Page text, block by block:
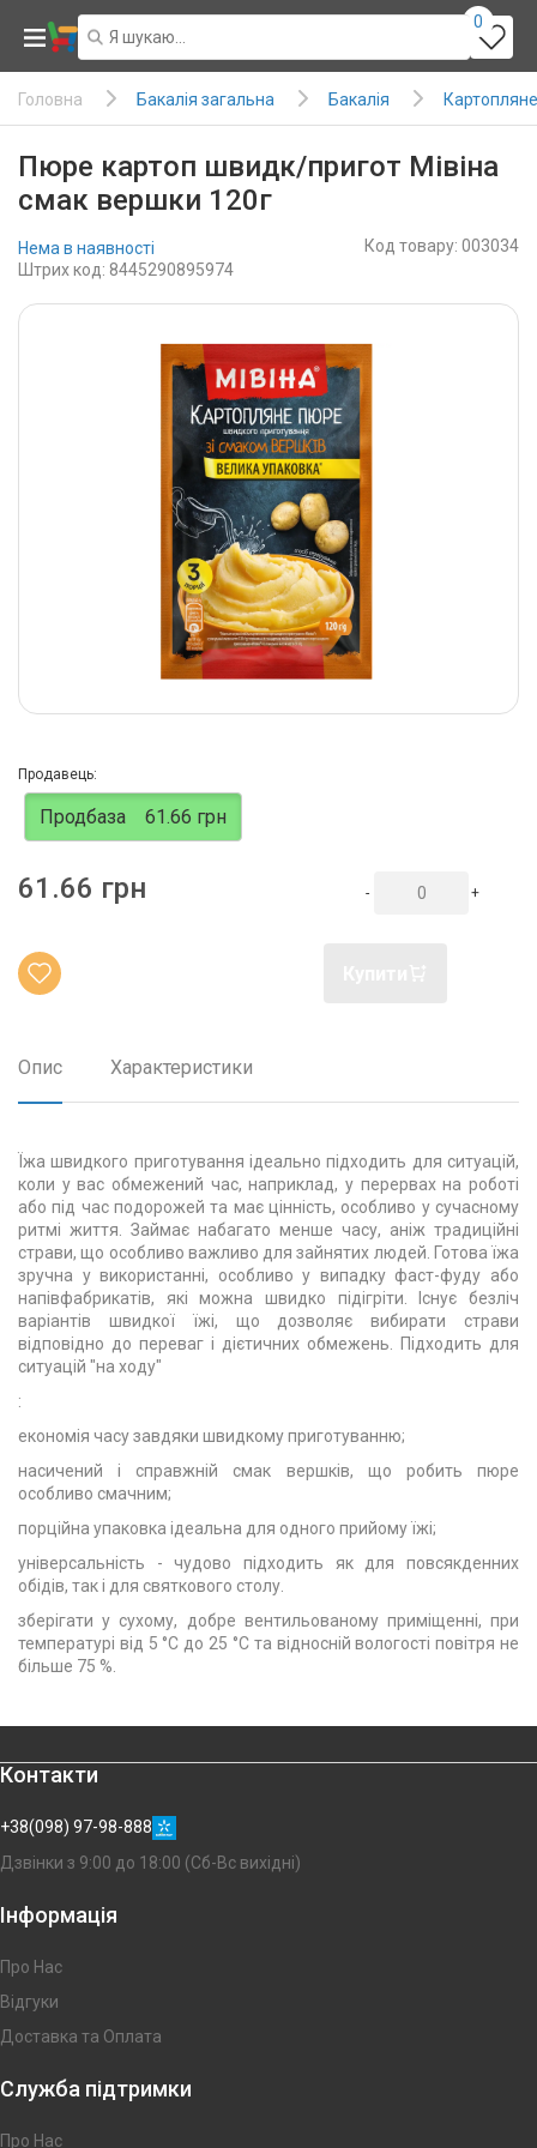
0
Головна Бакалія загальна Бакалія
Пюре картоп швидк/пригот Мівіна
смак вершки 120г
Нема в наявності
Код товару: 003034
Штрих код: 8445290895974
Продавець:
Продбаза 61.66 грн
61.66 грн - +
Опис Характеристики
Їжа швидкого приготування ідеально підходить для ситуацій,
коли у вас обмежений час, наприклад, у перервах на роботі
або під час подорожей та має цінність, особливо у сучасному
ритмі життя. Займає набагато менше часу, аніж традиційні
страви, що особливо важливо для зайнятих людей. Готова їжа
зручна у використанні, особливо у випадку фаст-фуду або
напівфабрикатів, які можна швидко підігріти. Існує безліч
варіантів швидкої їжі, що дозволяє вибирати страви
відповідно до переваг і дієтичних обмежень. Підходить для
ситуацій "на ходу"
:
економія часу завдяки швидкому приготуванню;
насичений і справжній смак вершків, що робить пюре
особливо смачним;
порційна упаковка ідеальна для одного прийому їжі;
універсальність - чудово підходить як для повсякденних
обідів, так і для святкового столу.
зберігати у сухому, добре вентильованому приміщенні, при
температурі від 5 °С до 25 °С та відносній вологості повітря не
більше 75 %.
Контакти
+38(098) 97-98-888
Дзвінки з 9:00 до 18:00 (Сб-Вс вихідні)
Інформація
Про Нас
Відгуки
Доставка та Оплата
Служба підтримки
Про Нас